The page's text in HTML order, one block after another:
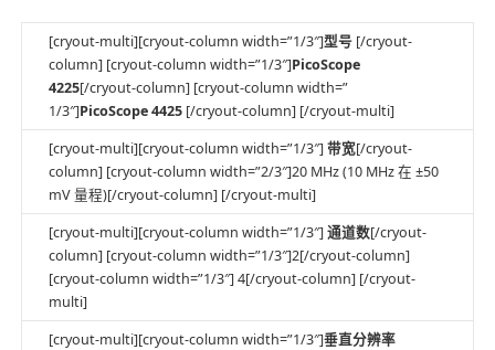
[cryout-multi][cryout-column width=”1/3″]型号[/cryout-
column] [cryout-column width=”1/3″]PicoScope
4225[/cryout-column] [cryout-column width=”
1/3″]PicoScope 4425[/cryout-column] [/cryout-multi]
[cryout-multi][cryout-column width=”1/3″]带宽[/cryout-
column] [cryout-column width=”2/3″]20 MHz (10 MHz 在 ±50
mV 量程)[/cryout-column] [/cryout-multi]
[cryout-multi][cryout-column width=”1/3″]通道数[/cryout-
column] [cryout-column width=”1/3″]2[/cryout-column]
[cryout-column width=”1/3″] 4[/cryout-column] [/cryout-
multi]
[cryout-multi][cryout-column width=”1/3″]垂直分辨率